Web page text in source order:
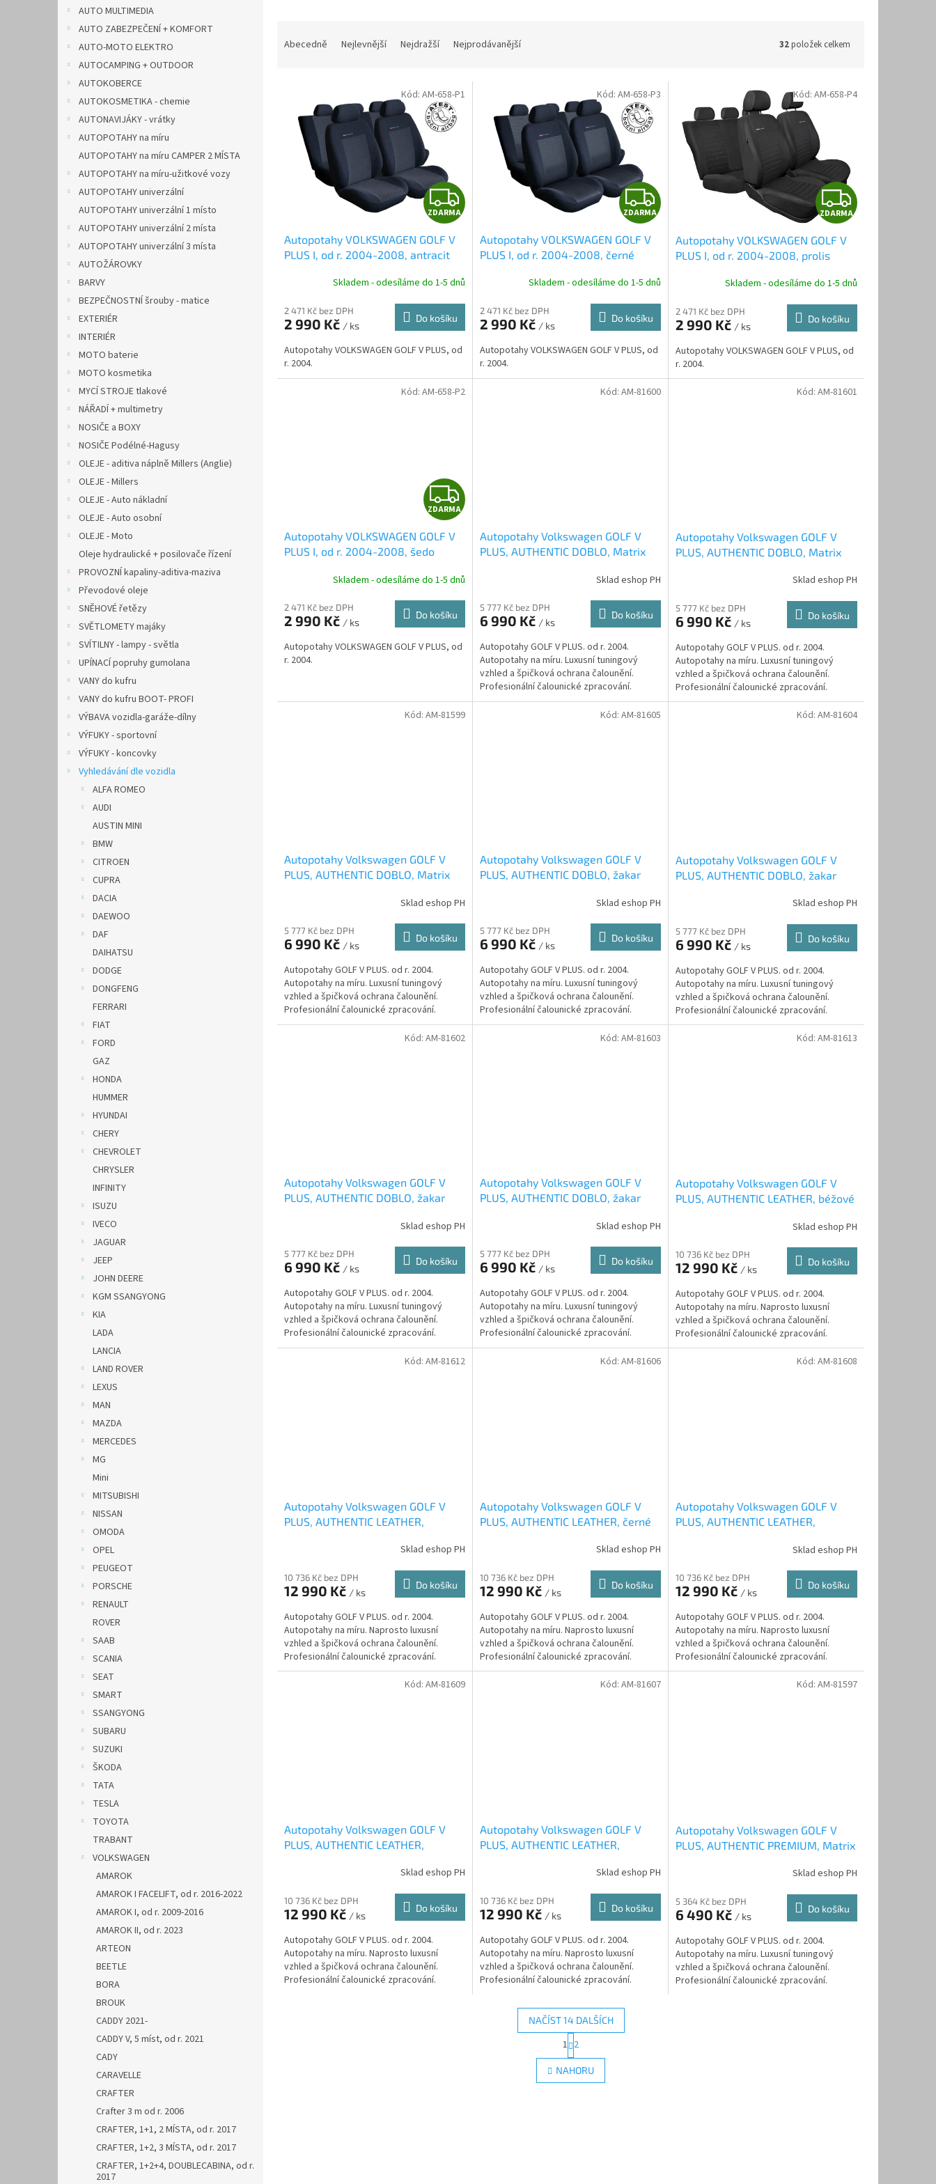
AUTO MULTIMEDIA
AUTO ZABEZPEČENÍ + KOMFORT
AUTO-MOTO ELEKTRO
AUTOCAMPING + OUTDOOR
AUTOKOBERCE
AUTOKOSMETIKA - chemie
AUTONAVIJÁKY - vrátky
AUTOPOTAHY na míru
AUTOPOTAHY na míru CAMPER 2 MÍSTA
AUTOPOTAHY na míru-užitkové vozy
AUTOPOTAHY univerzální
AUTOPOTAHY univerzální 1 místo
AUTOPOTAHY univerzální 2 místa
AUTOPOTAHY univerzální 3 místa
AUTOŽÁROVKY
BARVY
BEZPEČNOSTNÍ šrouby - matice
EXTERIÉR
INTERIÉR
MOTO baterie
MOTO kosmetika
MYCÍ STROJE tlakové
NÁŘADÍ + multimetry
NOSIČE a BOXY
NOSIČE Podélné-Hagusy
OLEJE - aditiva náplně Millers (Anglie)
OLEJE - Millers
OLEJE - Auto nákladní
OLEJE - Auto osobní
OLEJE - Moto
Oleje hydraulické + posilovače řízení
PROVOZNÍ kapaliny-aditiva-maziva
Převodové oleje
SNĚHOVÉ řetězy
SVĚTLOMETY majáky
SVÍTILNY - lampy - světla
UPÍNACÍ popruhy gumolana
VANY do kufru
VANY do kufru BOOT- PROFI
VÝBAVA vozidla-garáže-dílny
VÝFUKY - sportovní
VÝFUKY - koncovky
Vyhledávání dle vozidla
ALFA ROMEO
AUDI
AUSTIN MINI
BMW
CITROEN
CUPRA
DACIA
DAEWOO
DAF
DAIHATSU
DODGE
DONGFENG
FERRARI
FIAT
FORD
GAZ
HONDA
HUMMER
HYUNDAI
CHERY
CHEVROLET
CHRYSLER
INFINITY
ISUZU
IVECO
JAGUAR
JEEP
JOHN DEERE
KGM SSANGYONG
KIA
LADA
LANCIA
LAND ROVER
LEXUS
MAN
MAZDA
MERCEDES
MG
Mini
MITSUBISHI
NISSAN
OMODA
OPEL
PEUGEOT
PORSCHE
RENAULT
ROVER
SAAB
SCANIA
SEAT
SMART
SSANGYONG
SUBARU
SUZUKI
ŠKODA
TATA
TESLA
TOYOTA
TRABANT
VOLKSWAGEN
AMAROK
AMAROK I FACELIFT, od r. 2016-2022
AMAROK I, od r. 2009-2016
AMAROK II, od r. 2023
ARTEON
BEETLE
BORA
BROUK
CADDY 2021-
CADDY V, 5 míst, od r. 2021
CADY
CARAVELLE
CRAFTER
Crafter 3 m od r. 2006
CRAFTER, 1+1, 2 MÍSTA, od r. 2017
CRAFTER, 1+2, 3 MÍSTA, od r. 2017
CRAFTER, 1+2+4, DOUBLECABINA, od r.
2017
Abecedně Nejlevnější Nejdražší Nejprodávanější 32položek celkem
Z
D
R
M
A
ZDARMA
Autopotahy VOLKSWAGEN GOLF V
PLUS I, od r. 2004-2008, antracit
Skladem - odesíláme do 1-5 dnů
2 471 Kč bez DPH
2 990 Kč / ks
Do košíku
Autopotahy VOLKSWAGEN GOLF V PLUS, od
r. 2004.
Kód: AM-658-P1
Z
D
R
M
A
ZDARMA
Autopotahy VOLKSWAGEN GOLF V
PLUS I, od r. 2004-2008, černé
Skladem - odesíláme do 1-5 dnů
2 471 Kč bez DPH
2 990 Kč / ks
Do košíku
Autopotahy VOLKSWAGEN GOLF V PLUS, od
r. 2004.
Kód: AM-658-P3
Z
D
R
A
ZDARMA
Autopotahy VOLKSWAGEN GOLF V
PLUS I, od r. 2004-2008, prolis
Skladem - odesíláme do 1-5 dnů
2 471 Kč bez DPH
2 990 Kč / ks
Do košíku
Autopotahy VOLKSWAGEN GOLF V PLUS, od
r. 2004.
Kód: AM-658-P4
Z
D
R
M
A
ZDARMA
Autopotahy VOLKSWAGEN GOLF V
PLUS I, od r. 2004-2008, šedo
Skladem - odesíláme do 1-5 dnů
2 471 Kč bez DPH
2 990 Kč / ks
Do košíku
Autopotahy VOLKSWAGEN GOLF V PLUS, od
r. 2004.
Kód: AM-658-P2
Autopotahy Volkswagen GOLF V
PLUS, AUTHENTIC DOBLO, Matrix
Sklad eshop PH
5 777 Kč bez DPH
6 990 Kč / ks
Do košíku
Autopotahy GOLF V PLUS. od r. 2004.
Autopotahy na míru. Luxusní tuningový
vzhled a špičková ochrana čalounění.
Profesionální čalounické zpracování.
Automobilová čalounická...
Kód: AM-81600
Autopotahy Volkswagen GOLF V
PLUS, AUTHENTIC DOBLO, Matrix
Sklad eshop PH
5 777 Kč bez DPH
6 990 Kč / ks
Do košíku
Autopotahy GOLF V PLUS. od r. 2004.
Autopotahy na míru. Luxusní tuningový
vzhled a špičková ochrana čalounění.
Profesionální čalounické zpracování.
Automobilová čalounická...
Kód: AM-81601
Autopotahy Volkswagen GOLF V
PLUS, AUTHENTIC DOBLO, Matrix
Sklad eshop PH
5 777 Kč bez DPH
6 990 Kč / ks
Do košíku
Autopotahy GOLF V PLUS. od r. 2004.
Autopotahy na míru. Luxusní tuningový
vzhled a špičková ochrana čalounění.
Profesionální čalounické zpracování.
Automobilová čalounická...
Kód: AM-81599
Autopotahy Volkswagen GOLF V
PLUS, AUTHENTIC DOBLO, žakar
Sklad eshop PH
5 777 Kč bez DPH
6 990 Kč / ks
Do košíku
Autopotahy GOLF V PLUS. od r. 2004.
Autopotahy na míru. Luxusní tuningový
vzhled a špičková ochrana čalounění.
Profesionální čalounické zpracování.
Automobilová čalounická...
Kód: AM-81605
Autopotahy Volkswagen GOLF V
PLUS, AUTHENTIC DOBLO, žakar
Sklad eshop PH
5 777 Kč bez DPH
6 990 Kč / ks
Do košíku
Autopotahy GOLF V PLUS. od r. 2004.
Autopotahy na míru. Luxusní tuningový
vzhled a špičková ochrana čalounění.
Profesionální čalounické zpracování.
Automobilová čalounická...
Kód: AM-81604
Autopotahy Volkswagen GOLF V
PLUS, AUTHENTIC DOBLO, žakar
Sklad eshop PH
5 777 Kč bez DPH
6 990 Kč / ks
Do košíku
Autopotahy GOLF V PLUS. od r. 2004.
Autopotahy na míru. Luxusní tuningový
vzhled a špičková ochrana čalounění.
Profesionální čalounické zpracování.
Automobilová čalounická...
Kód: AM-81602
Autopotahy Volkswagen GOLF V
PLUS, AUTHENTIC DOBLO, žakar
Sklad eshop PH
5 777 Kč bez DPH
6 990 Kč / ks
Do košíku
Autopotahy GOLF V PLUS. od r. 2004.
Autopotahy na míru. Luxusní tuningový
vzhled a špičková ochrana čalounění.
Profesionální čalounické zpracování.
Automobilová čalounická...
Kód: AM-81603
Autopotahy Volkswagen GOLF V
PLUS, AUTHENTIC LEATHER, béžové
Sklad eshop PH
10 736 Kč bez DPH
12 990 Kč / ks
Do košíku
Autopotahy GOLF V PLUS. od r. 2004.
Autopotahy na míru. Naprosto luxusní
vzhled a špičková ochrana čalounění.
Profesionální čalounické zpracování.
Automobilová syntetická kůže...
Kód: AM-81613
Autopotahy Volkswagen GOLF V
PLUS, AUTHENTIC LEATHER,
Sklad eshop PH
10 736 Kč bez DPH
12 990 Kč / ks
Do košíku
Autopotahy GOLF V PLUS. od r. 2004.
Autopotahy na míru. Naprosto luxusní
vzhled a špičková ochrana čalounění.
Profesionální čalounické zpracování.
Automobilová syntetická kůže...
Kód: AM-81612
Autopotahy Volkswagen GOLF V
PLUS, AUTHENTIC LEATHER, černé
Sklad eshop PH
10 736 Kč bez DPH
12 990 Kč / ks
Do košíku
Autopotahy GOLF V PLUS. od r. 2004.
Autopotahy na míru. Naprosto luxusní
vzhled a špičková ochrana čalounění.
Profesionální čalounické zpracování.
Automobilová syntetická kůže...
Kód: AM-81606
Autopotahy Volkswagen GOLF V
PLUS, AUTHENTIC LEATHER,
Sklad eshop PH
10 736 Kč bez DPH
12 990 Kč / ks
Do košíku
Autopotahy GOLF V PLUS. od r. 2004.
Autopotahy na míru. Naprosto luxusní
vzhled a špičková ochrana čalounění.
Profesionální čalounické zpracování.
Automobilová syntetická kůže...
Kód: AM-81608
Autopotahy Volkswagen GOLF V
PLUS, AUTHENTIC LEATHER,
Sklad eshop PH
10 736 Kč bez DPH
12 990 Kč / ks
Do košíku
Autopotahy GOLF V PLUS. od r. 2004.
Autopotahy na míru. Naprosto luxusní
vzhled a špičková ochrana čalounění.
Profesionální čalounické zpracování.
Kód: AM-81609
Autopotahy Volkswagen GOLF V
PLUS, AUTHENTIC LEATHER,
Sklad eshop PH
10 736 Kč bez DPH
12 990 Kč / ks
Do košíku
Autopotahy GOLF V PLUS. od r. 2004.
Autopotahy na míru. Naprosto luxusní
vzhled a špičková ochrana čalounění.
Profesionální čalounické zpracování.
Kód: AM-81607
Autopotahy Volkswagen GOLF V
PLUS, AUTHENTIC PREMIUM, Matrix
Sklad eshop PH
5 364 Kč bez DPH
6 490 Kč / ks
Do košíku
Autopotahy GOLF V PLUS. od r. 2004.
Autopotahy na míru. Luxusní tuningový
vzhled a špičková ochrana čalounění.
Profesionální čalounické zpracování.
Kód: AM-81597
O
v
l
NAČÍST 14 DALŠÍCH
S
t
r
á
n
1 2
NAHORU